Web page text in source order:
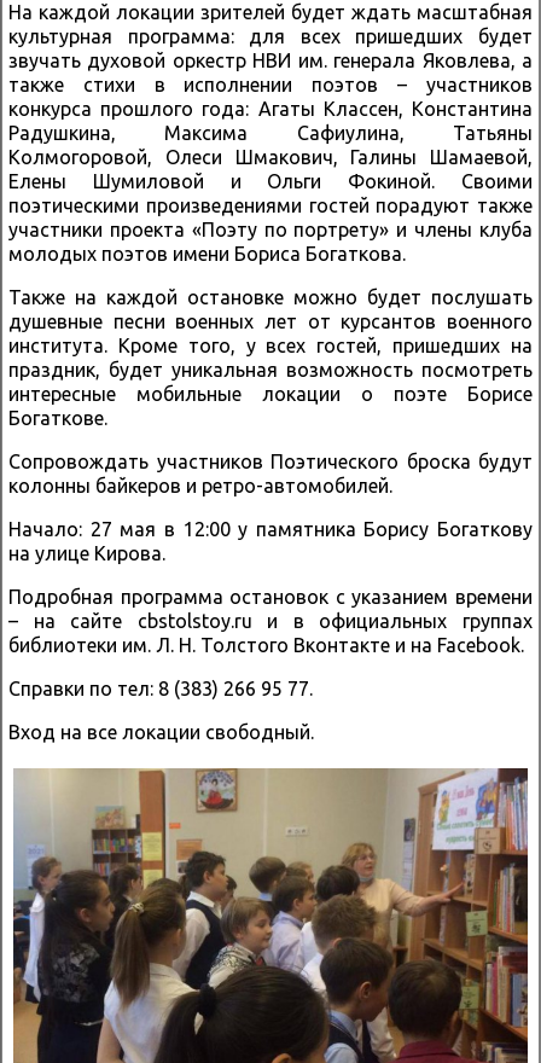
На каждой локации зрителей будет ждать масштабная
культурная программа: для всех пришедших будет
звучать духовой оркестр НВИ им. генерала Яковлева, а
также стихи в исполнении поэтов – участников
конкурса прошлого года: Агаты Классен, Константина
Радушкина, Максима Сафиулина, Татьяны
Колмогоровой, Олеси Шмакович, Галины Шамаевой,
Елены Шумиловой и Ольги Фокиной. Своими
поэтическими произведениями гостей порадуют также
участники проекта «Поэту по портрету» и члены клуба
молодых поэтов имени Бориса Богаткова.
Также на каждой остановке можно будет послушать
душевные песни военных лет от курсантов военного
института. Кроме того, у всех гостей, пришедших на
праздник, будет уникальная возможность посмотреть
интересные мобильные локации о поэте Борисе
Богаткове.
Сопровождать участников Поэтического броска будут
колонны байкеров и ретро-автомобилей.
Начало: 27 мая в 12:00 у памятника Борису Богаткову
на улице Кирова.
Подробная программа остановок с указанием времени
– на сайте cbstolstoy.ru и в официальных группах
библиотеки им. Л. Н. Толстого Вконтакте и на Facebook.
Справки по тел: 8 (383) 266 95 77.
Вход на все локации свободный.